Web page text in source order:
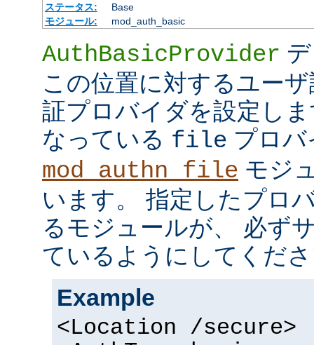
ステータス:
Base
モジュール:
mod_auth_basic
AuthBasicProvider
この位置に対するユー
証プロバイダを設定し
なっている file プロ
mod_authn_file モジ
います。 指定したプロ
るモジュールが、 必ず
ているようにしてくだ
Example
<Location /secure>